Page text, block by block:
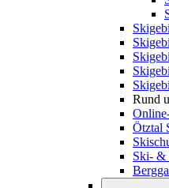
Rund
Ötztal
Ski- &